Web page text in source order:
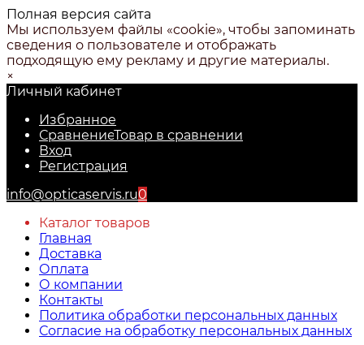
Полная версия сайта
Мы используем файлы «cookie», чтобы запоминать
сведения о пользователе и отображать
подходящую ему рекламу и другие материалы.
×
Личный кабинет
Избранное
СравнениеТовар в сравнении
Вход
Регистрация
info@opticaservis.ru0
Каталог товаров
Главная
Доставка
Оплата
О компании
Контакты
Политика обработки персональных данных
Согласие на обработку персональных данных